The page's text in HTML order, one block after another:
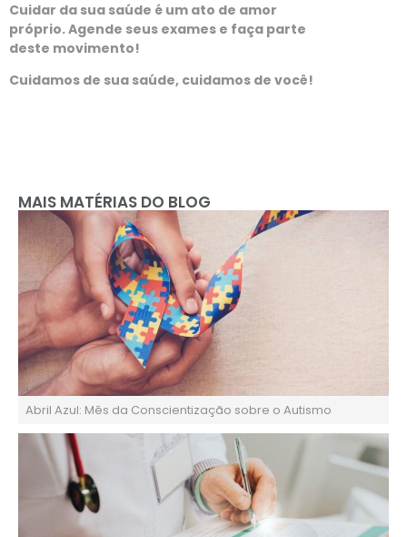
Cuidar da sua saúde é um ato de amor
próprio. Agende seus exames e faça parte
deste movimento!
Cuidamos de sua saúde, cuidamos de você!
MAIS MATÉRIAS DO BLOG
Abril Azul: Mês da Conscientização sobre o Autismo